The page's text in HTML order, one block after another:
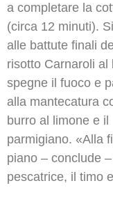
a completare la
(circa 12 minuti).
alle battute finali
risotto Carnaroli al
spegne il fuoco e
alla mantecatura
burro al limone e il
parmigiano. «Alla
piano – conclude
pescatrice, il timo